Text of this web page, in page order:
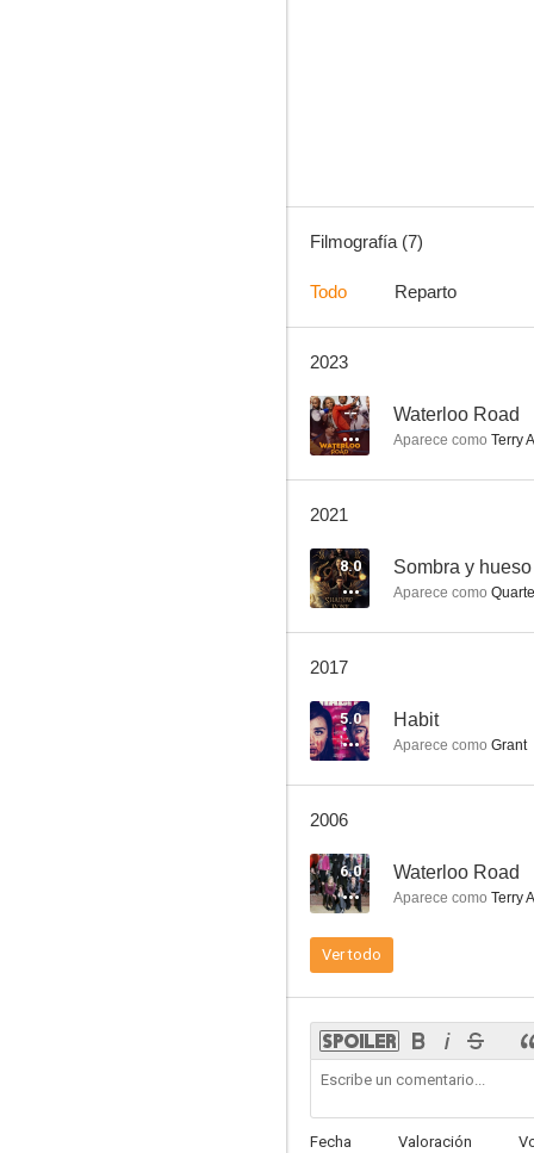
Filmografía (7)
Todo Reparto
2023
-- Waterloo Road
Aparece como Terry
2021
8.0 Sombra y hueso
Aparece como
2017
5.0 Habit
Aparece como Grant
2006
6.0 Waterloo Road
Aparece como Terry
Ver todo
Fecha Valoración